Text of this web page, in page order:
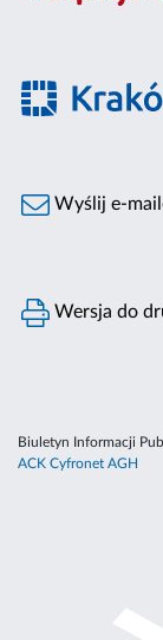
Wyślij e-
Wersja do
Biuletyn Informacji
ACK Cyfronet AGH